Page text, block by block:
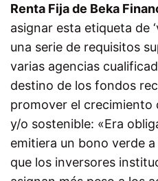
Renta Fija de Beka
asignar esta etiqueta de
una serie de requisitos
varias agencias
destino de los fondos
promover el crecimiento
y/o sostenible: «Era
emitiera un bono verde
que los inversores